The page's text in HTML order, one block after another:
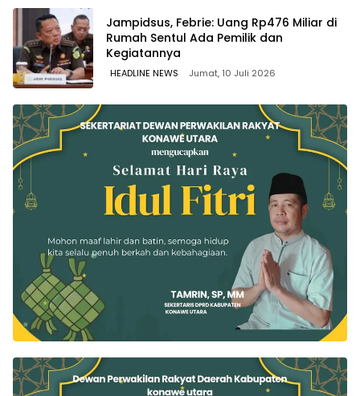
Jampidsus, Febrie: Uang Rp476 Miliar di
Rumah Sentul Ada Pemilik dan
Kegiatannya
HEADLINE NEWS Jumat, 10 Juli 2026